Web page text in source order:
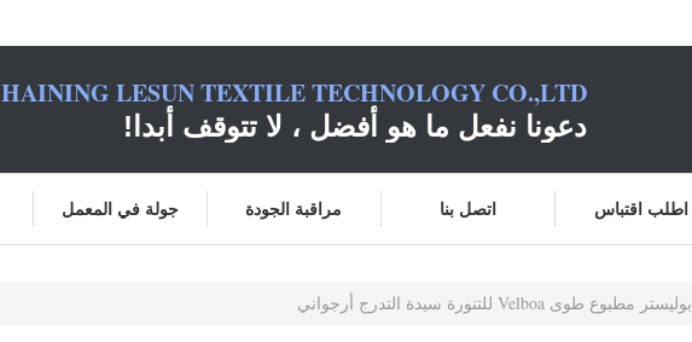
HAINING LESUN TEXTILE TECHNOLOGY CO.,LTD
دعونا نفعل ما هو أفضل ، لا تتوقف أبدا!
جولة في المعمل مراقبة الجودة اتصل بنا اطلب اقتباس